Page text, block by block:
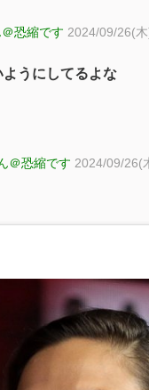
恐縮です 2024/09/26(
うにしてるよな
＠恐縮です 2024/09/26(